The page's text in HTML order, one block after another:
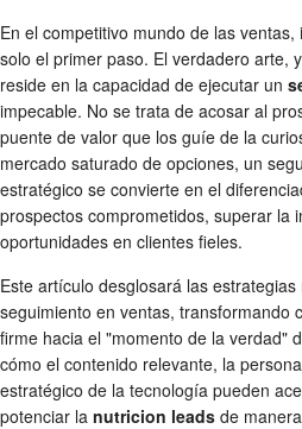
En el competitivo mundo de las
solo el primer paso. El verdadero arte,
reside en la capacidad de ejecutar un
impecable. No se trata de acosar al
puente de valor que los guíe de la
mercado saturado de opciones, un
estratégico se convierte en el
prospectos comprometidos, superar la
oportunidades en clientes fieles.
Este artículo desglosará las
seguimiento en ventas, transformando
firme hacia el "momento de la verdad"
cómo el contenido relevante, la
estratégico de la tecnología pueden
potenciar la nutricion leads de